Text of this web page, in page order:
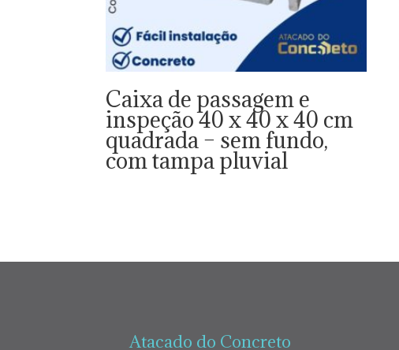
Caixa de passagem e
inspeção 40 x 40 x 40 cm
quadrada – sem fundo,
com tampa pluvial
Atacado do Concreto